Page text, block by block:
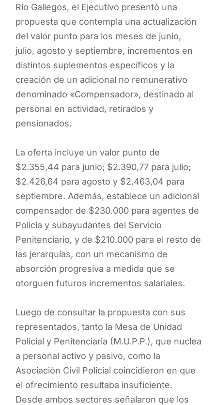
Río Gallegos, el Ejecutivo presentó una
propuesta que contempla una actualización
del valor punto para los meses de junio,
julio, agosto y septiembre, incrementos en
distintos suplementos específicos y la
creación de un adicional no remunerativo
denominado «Compensador», destinado al
personal en actividad, retirados y
pensionados.
La oferta incluye un valor punto de
$2.355,44 para junio; $2.390,77 para julio;
$2.426,64 para agosto y $2.463,04 para
septiembre. Además, establece un adicional
compensador de $230.000 para agentes de
Policía y subayudantes del Servicio
Penitenciario, y de $210.000 para el resto de
las jerarquías, con un mecanismo de
absorción progresiva a medida que se
otorguen futuros incrementos salariales.
Luego de consultar la propuesta con sus
representados, tanto la Mesa de Unidad
Policial y Penitenciaria (M.U.P.P.), que nuclea
a personal activo y pasivo, como la
Asociación Civil Policial coincidieron en que
el ofrecimiento resultaba insuficiente.
Desde ambos sectores señalaron que los